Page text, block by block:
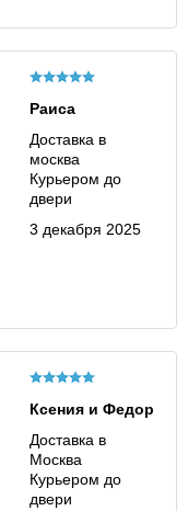
Раиса
Доставка в
москва
Курьером до
двери
3 декабря 2025
Ксения и Федор
Доставка в
Москва
Курьером до
двери